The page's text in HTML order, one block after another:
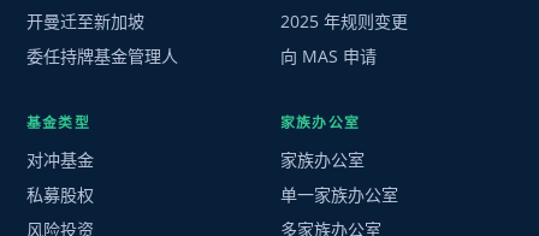
开曼迁至新加坡
委任持牌基金管理人
2025 年规则变更
向 MAS 申请
基金类型
对冲基金
私募股权
风险投资
家族办公室
家族办公室
单一家族办公室
多家族办公室